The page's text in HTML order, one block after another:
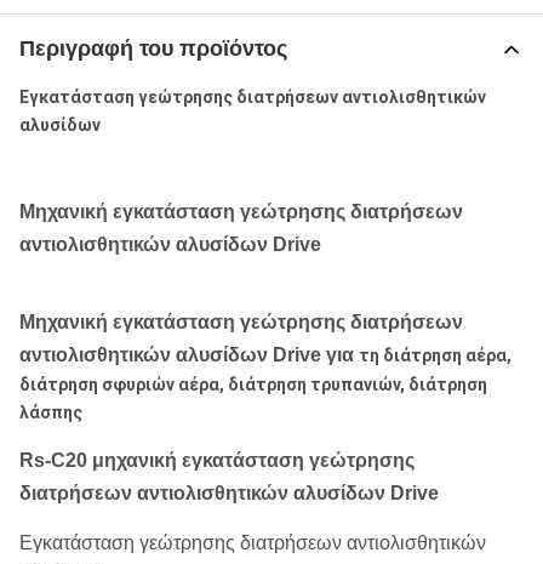
Περιγραφή του προϊόντος
Εγκατάσταση γεώτρησης διατρήσεων αντιολισθητικών
αλυσίδων
Μηχανική εγκατάσταση γεώτρησης διατρήσεων
αντιολισθητικών αλυσίδων Drive
Μηχανική εγκατάσταση γεώτρησης διατρήσεων
αντιολισθητικών αλυσίδων Drive για τη διάτρηση αέρα,
διάτρηση σφυριών αέρα, διάτρηση τρυπανιών, διάτρηση
λάσπης
Rs-C20 μηχανική εγκατάσταση γεώτρησης
διατρήσεων αντιολισθητικών αλυσίδων Drive
Εγκατάσταση γεώτρησης διατρήσεων αντιολισθητικών